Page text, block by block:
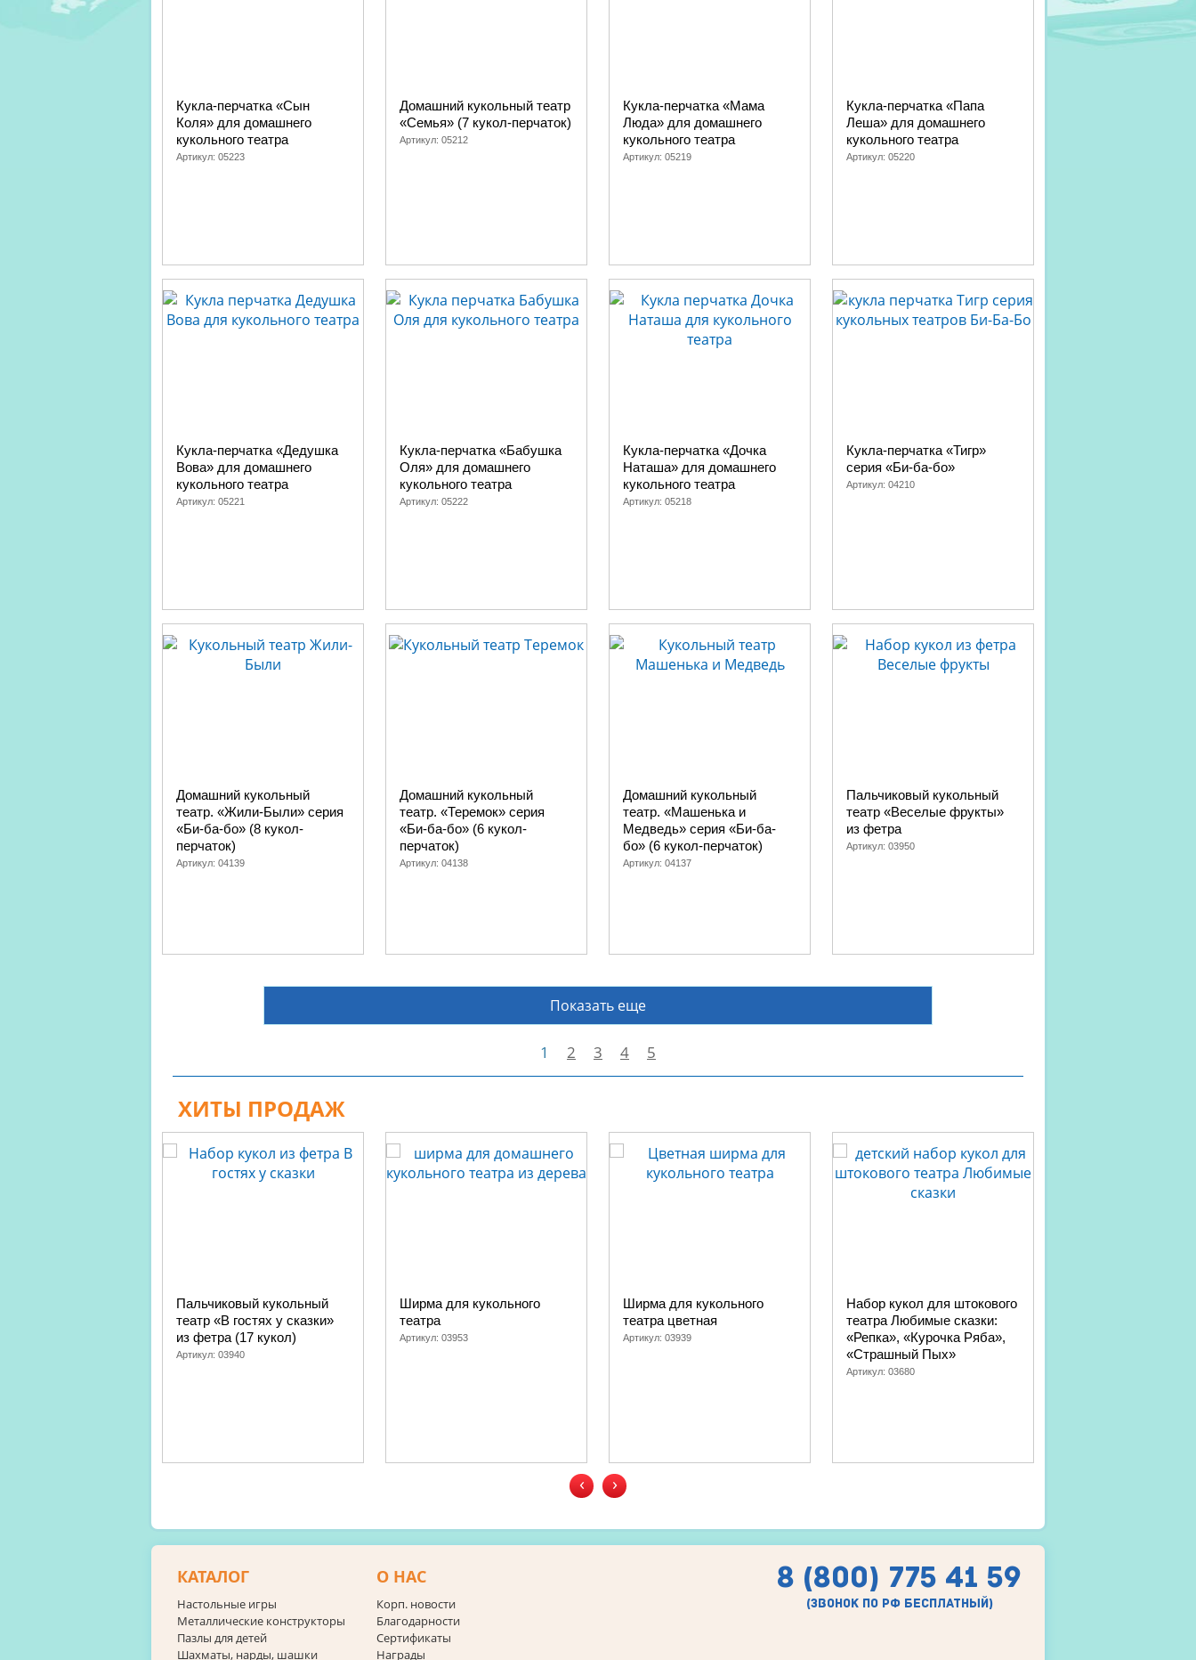
Кукла-перчатка «Сын
Коля» для домашнего
кукольного театра
Артикул: 05223
Домашний кукольный театр
«Семья» (7 кукол-перчаток)
Артикул: 05212
Кукла-перчатка «Мама
Люда» для домашнего
кукольного театра
Артикул: 05219
Кукла-перчатка «Папа
Леша» для домашнего
кукольного театра
Артикул: 05220
Кукла-перчатка «Дедушка
Вова» для домашнего
кукольного театра
Артикул: 05221
Кукла-перчатка «Бабушка
Оля» для домашнего
кукольного театра
Артикул: 05222
Кукла-перчатка «Дочка
Наташа» для домашнего
кукольного театра
Артикул: 05218
Кукла-перчатка «Тигр»
серия «Би-ба-бо»
Артикул: 04210
Домашний кукольный
театр. «Жили-Были» серия
«Би-ба-бо» (8 кукол-
перчаток)
Артикул: 04139
Домашний кукольный
театр. «Теремок» серия
«Би-ба-бо» (6 кукол-
перчаток)
Артикул: 04138
Домашний кукольный
театр. «Машенька и
Медведь» серия «Би-ба-
бо» (6 кукол-перчаток)
Артикул: 04137
Пальчиковый кукольный
театр «Веселые фрукты»
из фетра
Артикул: 03950
Показать еще
1 2 3 4 5
ХИТЫ ПРОДАЖ
Пальчиковый кукольный
театр «В гостях у сказки»
из фетра (17 кукол)
Артикул: 03940
Ширма для кукольного
театра
Артикул: 03953
Ширма для кукольного
театра цветная
Артикул: 03939
Набор кукол для штокового
театра Любимые сказки:
«Репка», «Курочка Ряба»,
«Страшный Пых»
Артикул: 03680
‹ ›
КАТАЛОГ
Настольные игры
Металлические конструкторы
Пазлы для детей
Шахматы, нарды, шашки
О НАС
Корп. новости
Благодарности
Сертификаты
Награды
8 (800) 775 41 59
(звонок по рф бесплатный)